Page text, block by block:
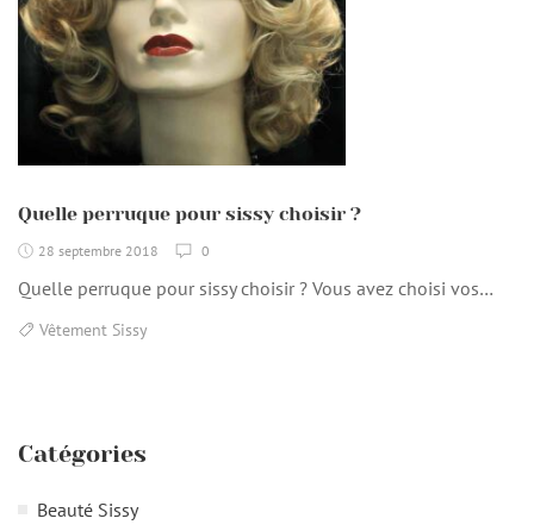
Quelle perruque pour sissy choisir ?
28 septembre 2018 0
Quelle perruque pour sissy choisir ? Vous avez choisi vos…
Vêtement Sissy
Catégories
Beauté Sissy